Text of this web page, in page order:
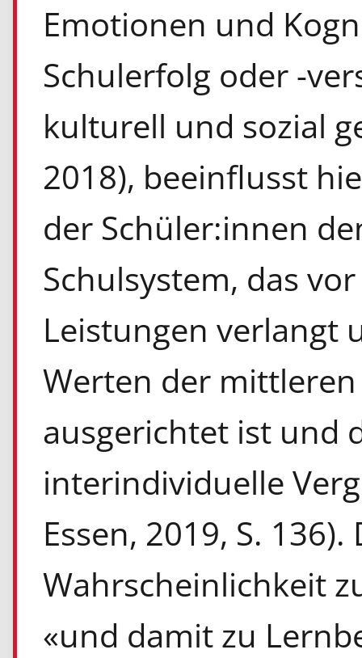
Emotionen und
Schulerfolg oder -
kulturell und sozial
2018), beeinflusst
der Schüler:innen
Schulsystem, das
Leistungen verlangt
Werten der
ausgerichtet ist und
interindividuelle
Essen, 2019, S.
Wahrscheinlichkeit
«und damit zu